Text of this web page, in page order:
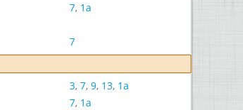
7, 1a
7
3, 7, 9, 13, 1a
7, 1a